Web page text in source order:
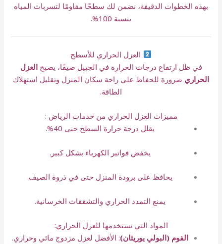
بهذه الخطوات الدقيقة، نضمن لك سطحًا مقاومًا لتسربات المياه
بنسبة 100%.
العزل الحراري للأسطح
في ظل ارتفاع درجات الحرارة في الجبيل صيفًا، يصبحالعزل
الحراري ضرورة للحفاظ على راحة سكان المنزل وتقليل استهلاك
الطاقة.
مميزات العزل الحراري من خدمات الرياض :
يقلل درجة حرارة السطح حتى 40%.
يخفض فواتير الكهرباء بشكل كبير.
يحافظ على برودة المنزل حتى في ذروة الصيف.
يمنع التمدد الحراري والتشققات الخرسانية.
المواد التي نستخدمها للعزل الحراري:
الفوم (البولي يوريثان): الأفضل لعزل مزدوج مائي وحراري.